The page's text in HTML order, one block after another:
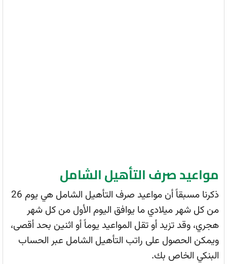
مواعيد صرف التأهيل الشامل
ذكرنا مسبقاً أن مواعيد صرف التأهيل الشامل هي يوم 26
من كل شهر ميلادي ما يوافق اليوم الأول من كل شهر
هجري، وقد تزيد أو تقل المواعيد يوماً أو اثنين بحد أقصى،
ويمكن الحصول على راتب التأهيل الشامل عبر الحساب
البنكي الخاص بك.